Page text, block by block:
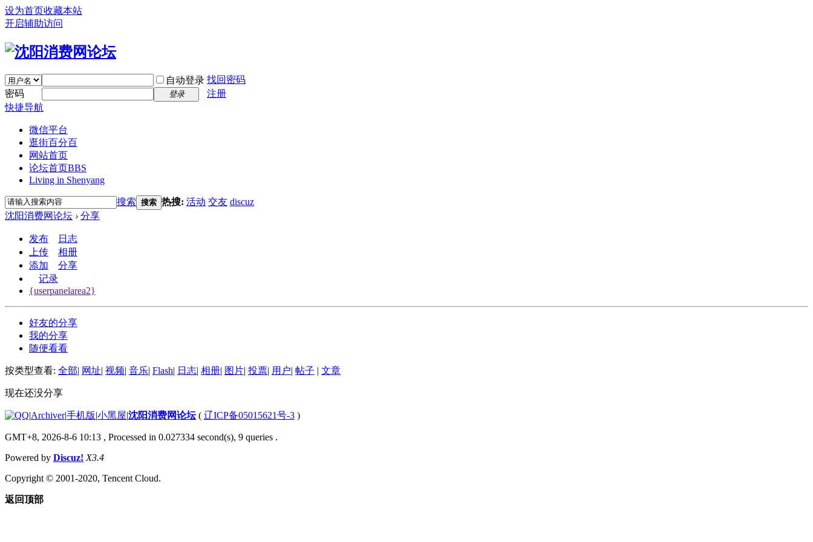
设为首页收藏本站
开启辅助访问
自动登录 找回密码
密码
登录
注册
快捷导航
微信平台
逛街百分百
网站首页
论坛首页BBS
Living in Shenyang
搜索 搜索 热搜: 活动 交友 discuz
沈阳消费网论坛 › 分享
发布
日志
上传
相册
添加
分享
记录
{userpanelarea2}
好友的分享
我的分享
随便看看
按类型查看: 全部| 网址| 视频| 音乐| Flash| 日志| 相册| 图片| 投票| 用户| 帖子 | 文章
现在还没分享
|Archiver|手机版|小黑屋|沈阳消费网论坛( 辽ICP备05015621号-3 )
GMT+8, 2026-8-6 10:13 , Processed in 0.027334 second(s), 9 queries .
Powered by Discuz! X3.4
Copyright © 2001-2020, Tencent Cloud.
返回顶部